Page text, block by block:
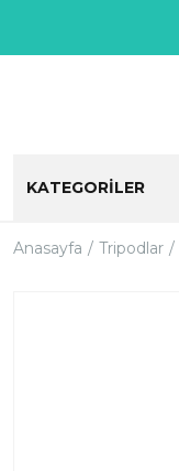
KATEGORİLER
Anasayfa Tripodlar